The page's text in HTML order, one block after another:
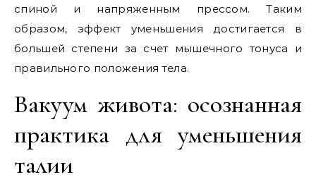
спиной и напряженным прессом. Таким
образом, эффект уменьшения достигается в
большей степени за счет мышечного тонуса и
правильного положения тела.
Вакуум живота: осознанная
практика для уменьшения
талии